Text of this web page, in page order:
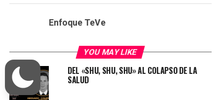
Enfoque TeVe
YOU MAY LIKE
DEL «SHU, SHU, SHU» AL COLAPSO DE LA
SALUD